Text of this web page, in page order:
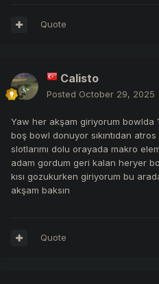
Quote
Calisto
Posted October 29, 2025
Yaw her akşam giriyorum bowlda
boş bowl donuyor sıkıntıdan
slotlarımı dolu orayada makro
adam gordum geri kalan heryer
kısı gozukurken giriyorum bu
akşam baksın
Quote